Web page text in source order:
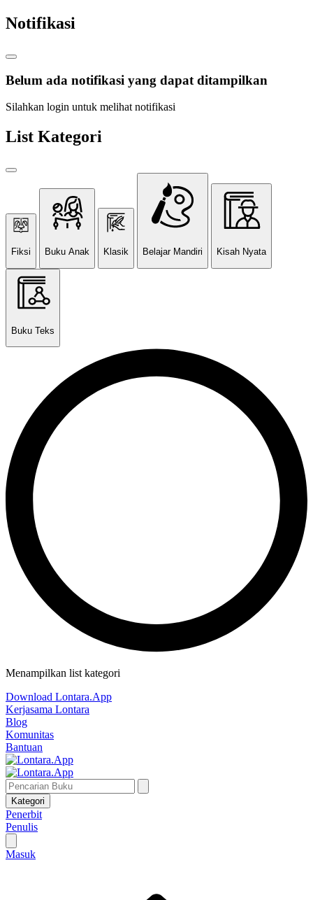
Notifikasi
Belum ada notifikasi yang dapat ditampilkan
Silahkan login untuk melihat notifikasi
List Kategori
Fiksi Buku Anak Klasik Belajar Mandiri Kisah Nyata
Buku Teks
Menampilkan list kategori
Download Lontara.App
Kerjasama Lontara
Blog
Komunitas
Bantuan
Kategori
Penerbit
Penulis
Masuk